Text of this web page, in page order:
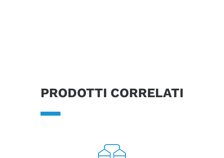
PRODOTTI CORRELATI